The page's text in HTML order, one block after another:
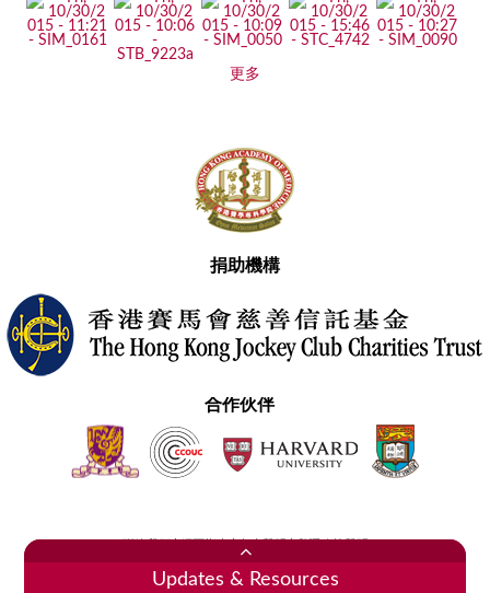
更多
捐助機構
合作伙伴
2020香港醫學專科學院 版權所有
Updates & Resources